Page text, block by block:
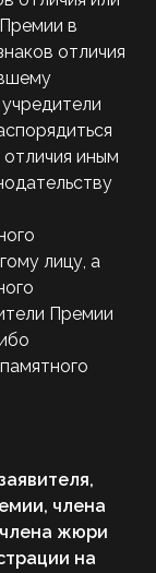
в
отличия
иным
лицу, а
Премии
члена
жюри
на